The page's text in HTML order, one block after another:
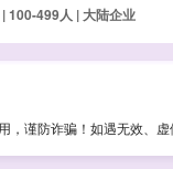
100-499人 | 大陆企业
，谨防诈骗！如遇无效、